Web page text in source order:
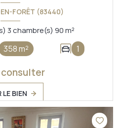
FORÊT (83440)
Duplex 4 pièce(s) 3 chambre(s) 90 m²
358 m² 1
consulter
LE BIEN